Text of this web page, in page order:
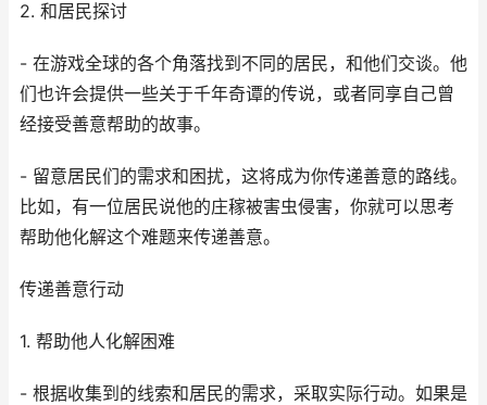
2. 和居民探讨
- 在游戏全球的各个角落找到不同的居民，和他们交谈。他
们也许会提供一些关于千年奇谭的传说，或者同享自己曾
经接受善意帮助的故事。
- 留意居民们的需求和困扰，这将成为你传递善意的路线。
比如，有一位居民说他的庄稼被害虫侵害，你就可以思考
帮助他化解这个难题来传递善意。
传递善意行动
1. 帮助他人化解困难
- 根据收集到的线索和居民的需求，采取实际行动。如果是